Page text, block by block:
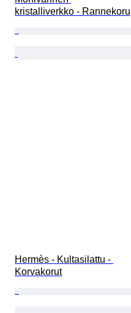
kristalliverkko - Rannekoru
Hermès - Kultasilattu -
Korvakorut